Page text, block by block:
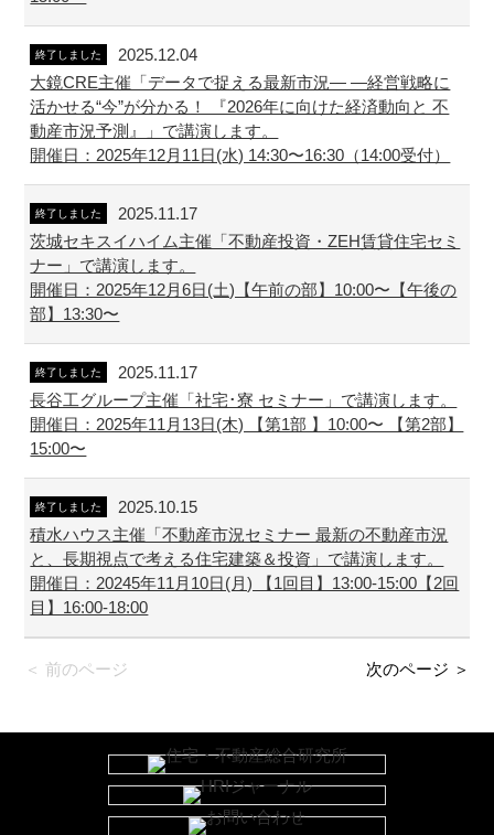
終了しました
2025.12.04
大鏡CRE主催「データで捉える最新市況― ―経営戦略に
活かせる“今”が分かる！ 『2026年に向けた経済動向と 不
動産市況予測』」で講演します。
開催日：2025年12月11日(水) 14:30〜16:30（14:00受付）
終了しました
2025.11.17
茨城セキスイハイム主催「不動産投資・ZEH賃貸住宅セミ
ナー」で講演します。
開催日：2025年12月6日(土)【午前の部】10:00〜【午後の
部】13:30〜
終了しました
2025.11.17
長谷工グループ主催「社宅･寮 セミナー」で講演します。
開催日：2025年11月13日(木) 【第1部 】10:00〜 【第2部】
15:00〜
終了しました
2025.10.15
積水ハウス主催「不動産市況セミナー 最新の不動産市況
と、長期視点で考える住宅建築＆投資」で講演します。
開催日：20245年11月10日(月) 【1回目】13:00-15:00【2回
目】16:00-18:00
＜ 前のページ 次のページ ＞